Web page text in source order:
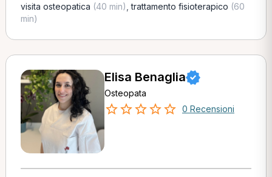
visita osteopatica (40 min) ,trattamento fisioterapico (60
min)
Elisa Benaglia
Osteopata
0 Recensioni